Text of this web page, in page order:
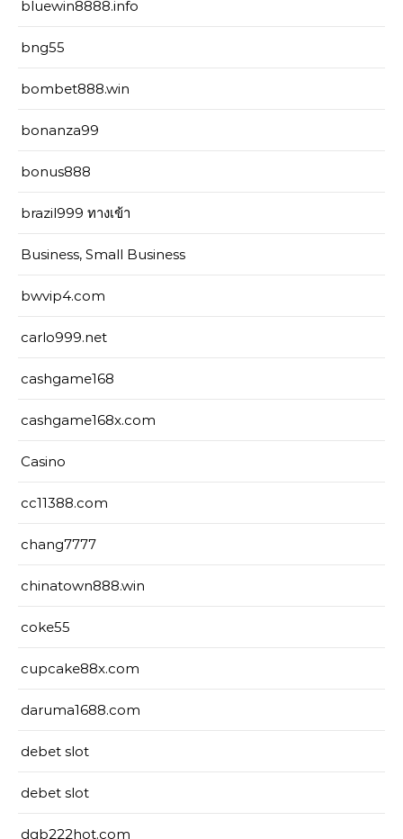
bluewin8888.info
bng55
bombet888.win
bonanza99
bonus888
brazil999 ทางเข้า
Business, Small Business
bwvip4.com
carlo999.net
cashgame168
cashgame168x.com
Casino
cc11388.com
chang7777
chinatown888.win
coke55
cupcake88x.com
daruma1688.com
debet slot
debet slot
dgb222hot.com